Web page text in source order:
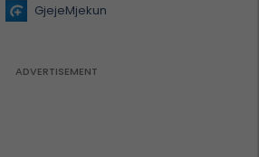
GjejeMjekun